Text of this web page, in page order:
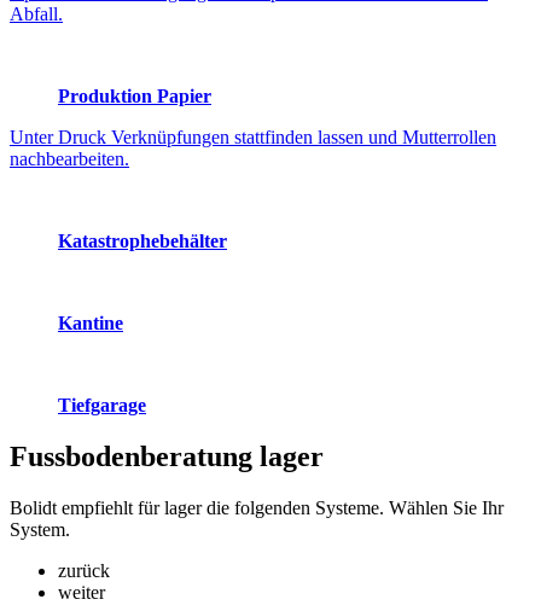
Abfall.
Produktion Papier
Unter Druck Verknüpfungen stattfinden lassen und Mutterrollen
nachbearbeiten.
Katastrophebehälter
Kantine
Tiefgarage
Fussbodenberatung lager
Bolidt empfiehlt für lager die folgenden Systeme. Wählen Sie Ihr
System.
zurück
weiter